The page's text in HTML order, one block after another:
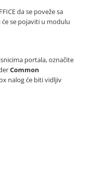
da se poveže sa
se pojaviti u modulu
portala, označite
Common
nalog će biti vidljiv